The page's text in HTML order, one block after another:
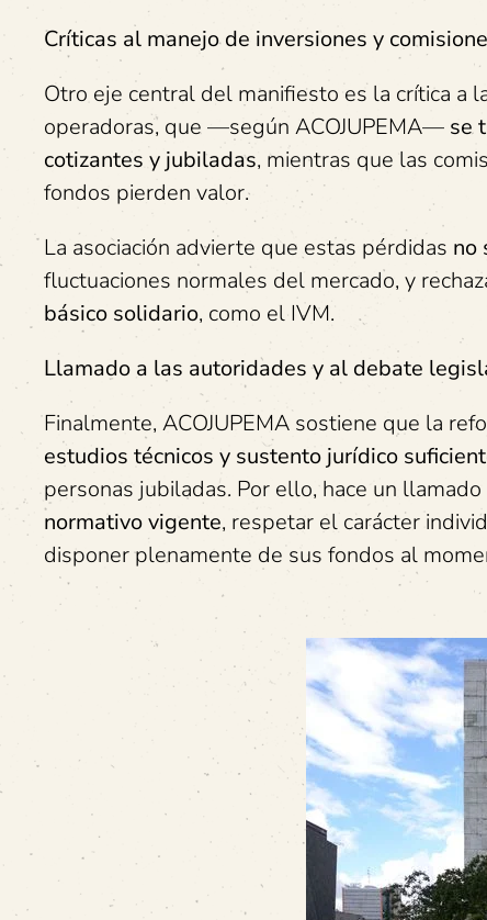
Críticas al manejo de inversiones y
Otro eje central del manifiesto es la crítica a
operadoras, que —según ACOJUPEMA— se
cotizantes y jubiladas, mientras que las
fondos pierden valor.
La asociación advierte que estas pérdidas no
fluctuaciones normales del mercado, y
básico solidario, como el IVM.
Llamado a las autoridades y al debate
Finalmente, ACOJUPEMA sostiene que la
estudios técnicos y sustento jurídico
personas jubiladas. Por ello, hace un
normativo vigente, respetar el carácter
disponer plenamente de sus fondos al